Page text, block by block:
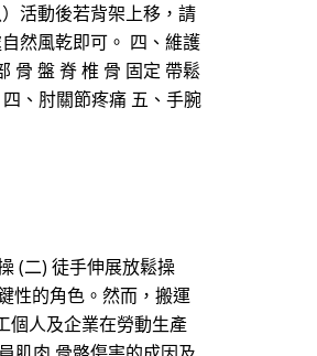
活動後若背架上移，請
然風乾即可。 四、維護
骨 盤 脊 椎 骨 固定 帶鬆
、肘關節疼痛 五、手腕
(二) 徒手伸展放鬆操
性的角色。然而，搬運
個人及企業在勞動生產